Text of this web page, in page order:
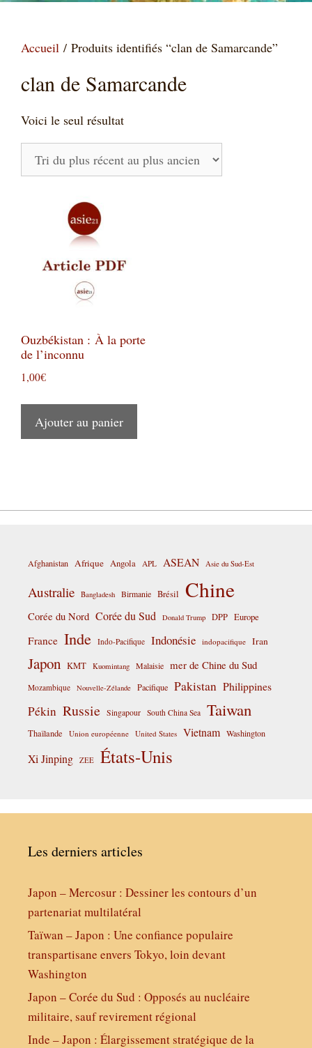
Accueil / Produits identifiés “clan de Samarcande”
clan de Samarcande
Voici le seul résultat
Ouzbékistan : À la porte
de l’inconnu
1,00€
Ajouter au panier
Afghanistan Afrique Angola APL ASEAN Asie du Sud-Est
Australie Bangladesh Birmanie Brésil Chine
Corée du Nord Corée du Sud Donald Trump DPP Europe
France Inde Indo-Pacifique Indonésie indopacifique Iran
Japon KMT Kuomintang Malaisie mer de Chine du Sud
Mozambique Nouvelle-Zélande Pacifique Pakistan Philippines
Pékin Russie Singapour South China Sea Taiwan
Thaïlande Union européenne United States Vietnam Washington
Xi Jinping ZEE États-Unis
Les derniers articles
Japon – Mercosur : Dessiner les contours d’un
partenariat multilatéral
Taïwan – Japon : Une confiance populaire
transpartisane envers Tokyo, loin devant
Washington
Japon – Corée du Sud : Opposés au nucléaire
militaire, sauf revirement régional
Inde – Japon : Élargissement stratégique de la